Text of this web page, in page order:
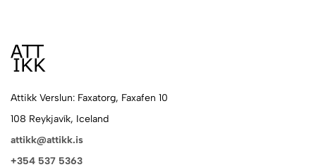
Attikk Verslun: Faxatorg, Faxafen 10
108 Reykjavík, Iceland
attikk@attikk.is
+354 537 5363